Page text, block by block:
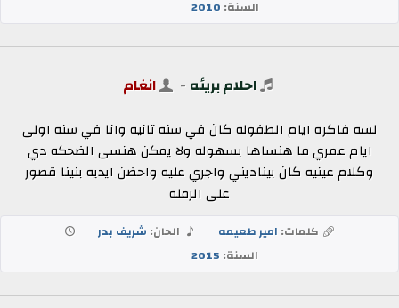
السنة: 2010
احلام بريئه - انغام
لسه فاكره ايام الطفوله كان في سنه تانيه وانا في سنه اولى
ايام عمري ما هنساها بسهوله ولا يمكن هنسى الضحكه دي
وكلام عينيه كان بيناديني واجري عليه واحضن ايديه بنينا قصور
على الرمله
كلمات: امير طعيمه الحان: شريف بدر
السنة: 2015